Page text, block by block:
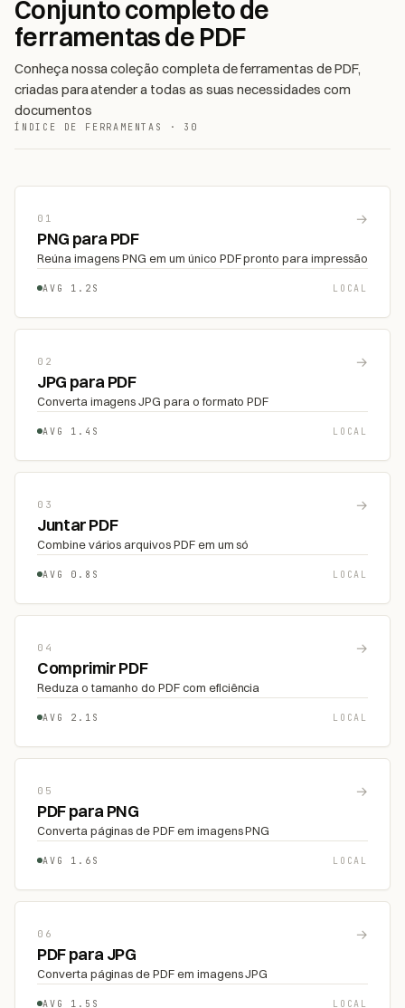
Conjunto completo de
ferramentas de PDF
Conheça nossa coleção completa de ferramentas de PDF,
criadas para atender a todas as suas necessidades com
documentos
ÍNDICE DE FERRAMENTAS · 30
01 →
PNG para PDF
Reúna imagens PNG em um único PDF pronto para impressão
AVG 1.2S LOCAL
02 →
JPG para PDF
Converta imagens JPG para o formato PDF
AVG 1.4S LOCAL
03 →
Juntar PDF
Combine vários arquivos PDF em um só
AVG 0.8S LOCAL
04 →
Comprimir PDF
Reduza o tamanho do PDF com eficiência
AVG 2.1S LOCAL
05 →
PDF para PNG
Converta páginas de PDF em imagens PNG
AVG 1.6S LOCAL
06 →
PDF para JPG
Converta páginas de PDF em imagens JPG
AVG 1.5S LOCAL